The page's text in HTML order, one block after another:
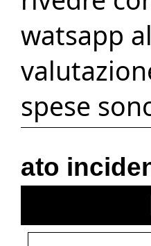
watsapp
spese
ato